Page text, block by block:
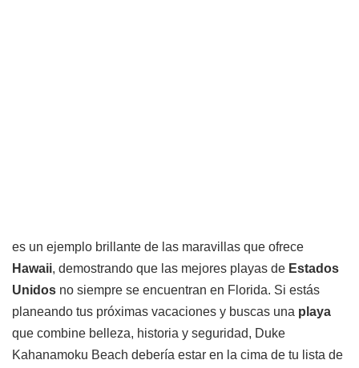
es un ejemplo brillante de las maravillas que ofrece
Hawaii, demostrando que las mejores playas de Estados
Unidos no siempre se encuentran en Florida. Si estás
planeando tus próximas vacaciones y buscas una playa
que combine belleza, historia y seguridad, Duke
Kahanamoku Beach debería estar en la cima de tu lista de